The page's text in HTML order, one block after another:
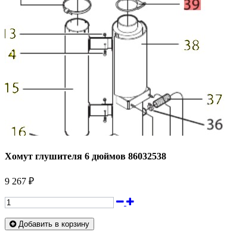
Хомут глушителя 6 дюймов 86032538
9 267 ₽
Добавить в корзину